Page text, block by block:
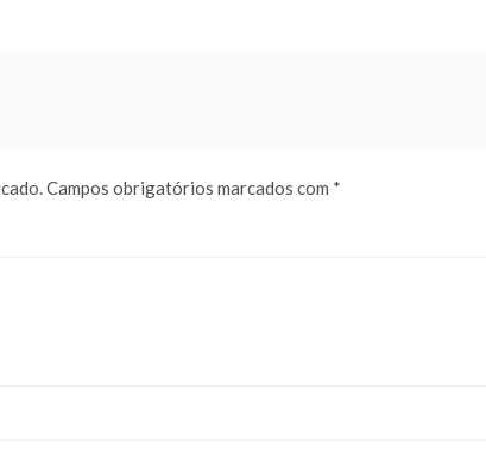
Campos obrigatórios marcados com *